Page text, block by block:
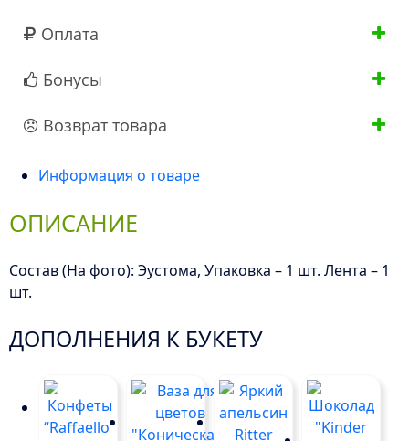
Оплата
Бонусы
Возврат товара
Информация о товаре
ОПИСАНИЕ
Состав (На фото): Эустома, Упаковка – 1 шт. Лента – 1
шт.
ДОПОЛНЕНИЯ К БУКЕТУ